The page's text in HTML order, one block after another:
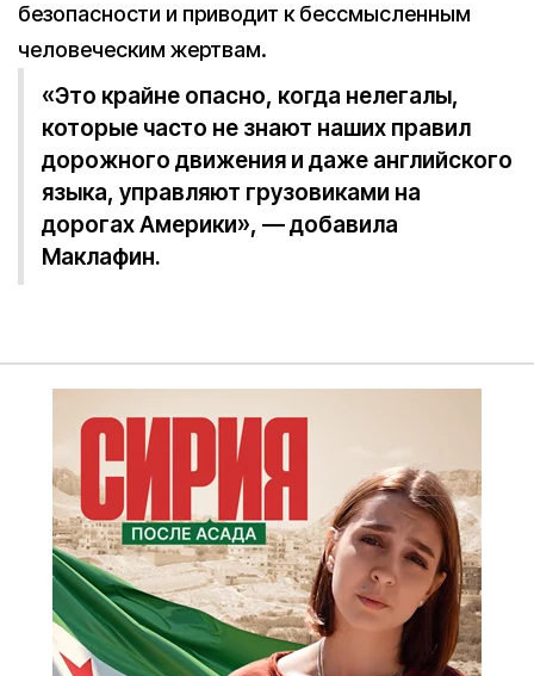
безопасности и приводит к бессмысленным
человеческим жертвам.
«Это крайне опасно, когда нелегалы,
которые часто не знают наших правил
дорожного движения и даже английского
языка, управляют грузовиками на
дорогах Америки», — добавила
Маклафин.